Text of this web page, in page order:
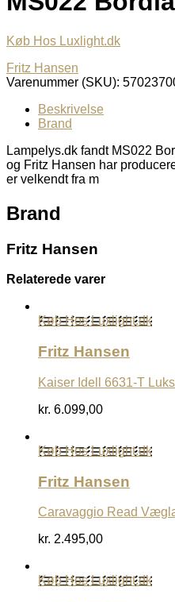
Køb Hos Luxlight.dk
Fritz Hansen
Varenummer (SKU):
Beskrivelse
Brand
Lampelys.dk fandt MS022
og Fritz Hansen har
er velkendt fra m
Brand
Fritz Hansen
Relaterede varer
Køb Hos Luxlight.dk
Fritz Hansen
Kaiser Idell 6631-T
kr. 6.099,00
Køb Hos Luxlight.dk
Fritz Hansen
Caravaggio Read
kr. 2.495,00
Køb Hos Luxlight.dk